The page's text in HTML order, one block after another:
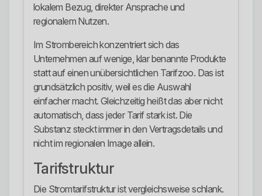
lokalem Bezug, direkter Ansprache und
regionalem Nutzen.
Im Strombereich konzentriert sich das
Unternehmen auf wenige, klar benannte Produkte
statt auf einen unübersichtlichen Tarifzoo. Das ist
grundsätzlich positiv, weil es die Auswahl
einfacher macht. Gleichzeitig heißt das aber nicht
automatisch, dass jeder Tarif stark ist. Die
Substanz steckt immer in den Vertragsdetails und
nicht im regionalen Image allein.
Tarifstruktur
Die Stromtarifstruktur ist vergleichsweise schlank.